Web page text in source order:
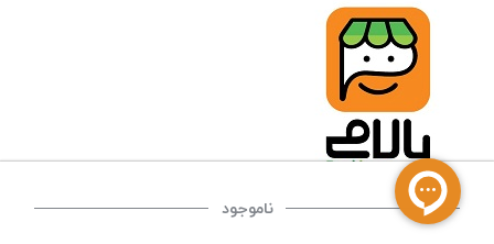
ناموجود
مطمئن، با کالاهای متنوع، باکیفیت و دارای قیمت مناسب می باشد که مشتری
بتواند در مدت زمان کوتاه کالاهای خود را سفارش داده و در زمان مورد نظر خود
تحویل بگیرد و در صورت وجود عدم تطابق سفارش و کالای تحویل شده ضمانت
بازگشت کالا هم داشته باشد. سابقه درخشان در فروش حضوری و جذب مشتریان و
انعقاد قرارداد با ارگان های دولتی و خصوصی از افتخارات این مجموعه می باشد.
یکی از مهم‌ترین دغدغه‌های کاربران خرید اینترنتی، این است که کالای خریداری
شده در زمان مورد نظر آنها بدستشان برسد، لذا فروشگاه اینترنتی پالامی این
قابلیت را دارد تا علاوه بر روش تعیین روز و ساعت تحویل سفارش به مشتری،